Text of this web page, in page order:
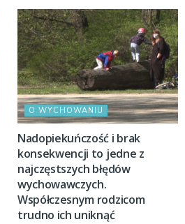
O WYCHOWANIU
Nadopiekuńczość i brak
konsekwencji to jedne z
najczęstszych błędów
wychowawczych.
Współczesnym rodzicom
trudno ich uniknąć